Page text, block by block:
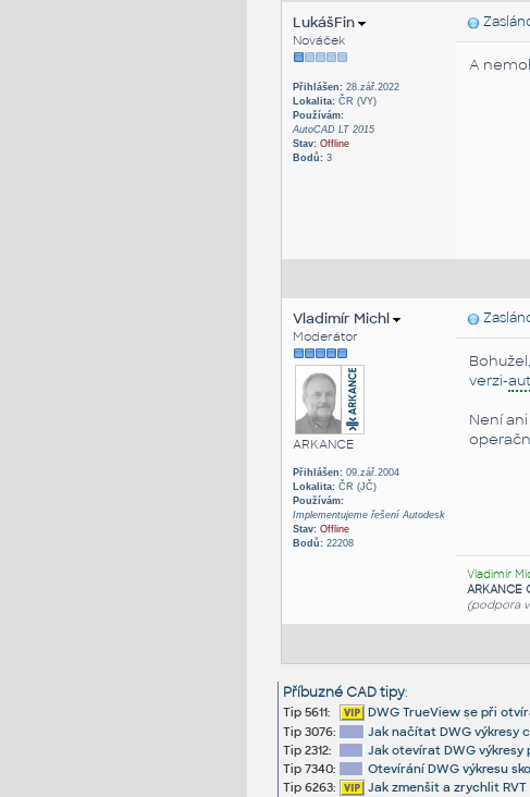
LukášFin
Nováček
Přihlášen:28.zář.2022
Lokalita:ČR (VY)
Používám:
AutoCAD LT 2015
Stav: Offline
Bodů:3
A
Vladimír Michl
Moderátor
ARKANCE
Přihlášen:09.zář.2004
Lokalita:ČR (JČ)
Používám:
Implementujeme řešení Autodesk
Stav: Offline
Bodů:22208
verzi-
Není
Vladimír
ARKANCE
(podpora
Příbuzné CAD tipy:
Tip 5611:
DWG TrueView se při
Tip 3076:
Jak načítat DWG výkresy
Tip 2312:
Jak otevírat DWG výkresy
Tip 7340:
Otevírání DWG výkresu
Tip 6263:
Jak zmenšit a zrychlit